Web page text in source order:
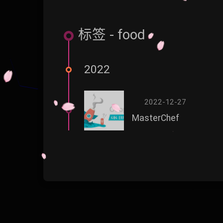
标签 - food
2022
2022-12-27
MasterChef